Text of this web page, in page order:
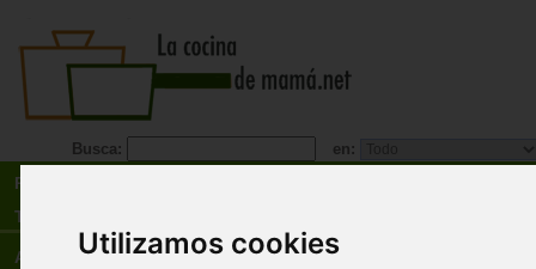
Utilizamos cookies
Busca: en:
Recetas
Tienda
Actualidad